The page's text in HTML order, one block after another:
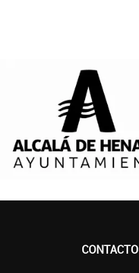
CONTACTO